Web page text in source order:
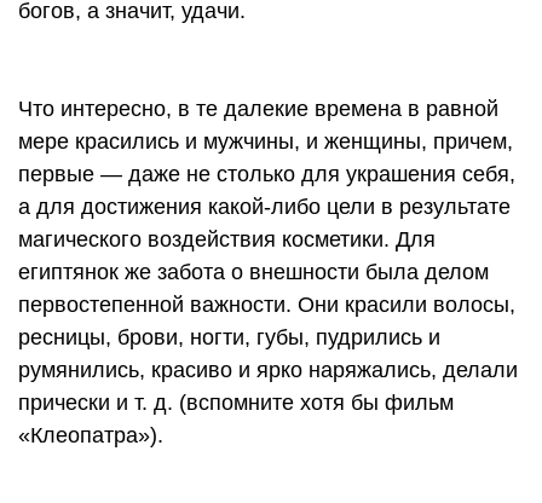
богов, а значит, удачи.
Что интересно, в те далекие времена в равной
мере красились и мужчины, и женщины, причем,
первые — даже не столько для украшения себя,
а для достижения какой-либо цели в результате
магического воздействия косметики. Для
египтянок же забота о внешности была делом
первостепенной важности. Они красили волосы,
ресницы, брови, ногти, губы, пудрились и
румянились, красиво и ярко наряжались, делали
прически и т. д. (вспомните хотя бы фильм
«Клеопатра»).